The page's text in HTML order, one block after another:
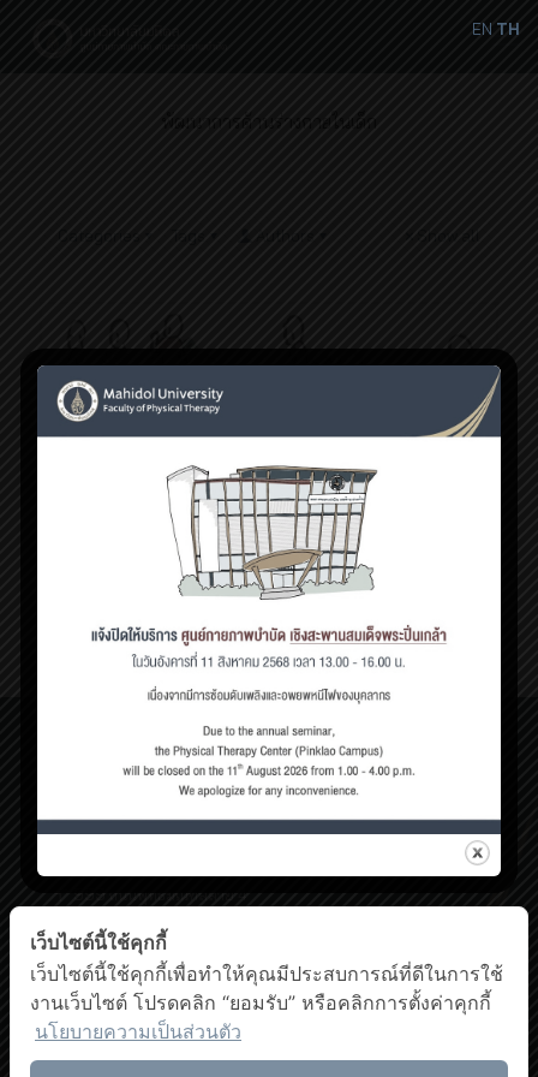
พัฒนาการด้านร่างกายในเด็ก
กุมภาพันธ์ 3, 2020
มหัศจรรย์พัฒนาการด้านร่างกายในเด็กช่วง 1 ขวบปีแรก
เด็กช่วง 1 ขวบปีแรกถือว่าเ[…]
2 Read more
ศูนย์กายภาพบำบัด เชิงสะพานสมเด็จพระปิ่นเกล้า
198/2 ถนนสมเด็จพระปิ่นเกล้า,
โทรศัพท์ : 0-63-520-5151
999 ถนนพุทธมณฑลสาย 4
โทรศัพท์ : 0-2441-5450 โทรสาร : 0-2441-5454
Facebook YouTube
EN TH
เว็บไซต์นี้ใช้คุกกี้
เว็บไซต์นี้ใช้คุกกี้เพื่อทำให้คุณมีประสบการณ์ที่ดีในการใช้
งานเว็บไซต์ โปรดคลิก “ยอมรับ” หรือคลิกการตั้งค่าคุกกี้
นโยบายความเป็นส่วนตัว